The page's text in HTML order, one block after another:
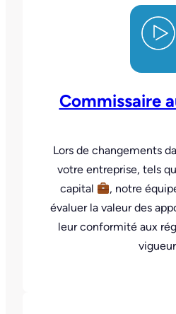
Commissaire
Lors de changements
votre entreprise, tels
capital
, notre
évaluer la valeur des
leur conformité aux